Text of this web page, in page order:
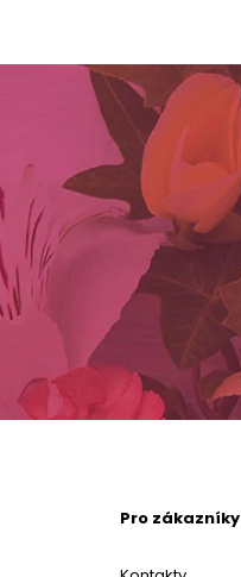
Pro zákazníky